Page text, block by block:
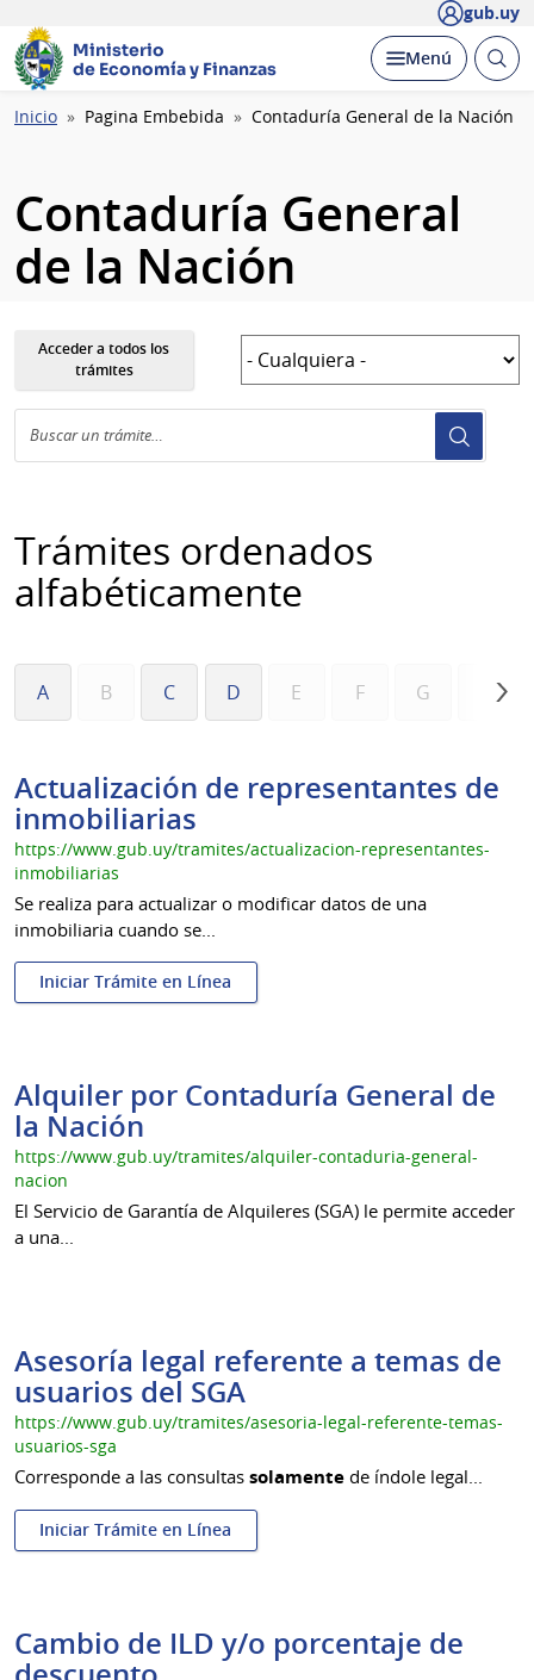
gub.uy
Ministerio
de Economía y Finanzas
Desplegar
Menú Abrir
Ruta
Inicio Pagina Embebida Contaduría General de la Nación
Contaduría General
de la Nación